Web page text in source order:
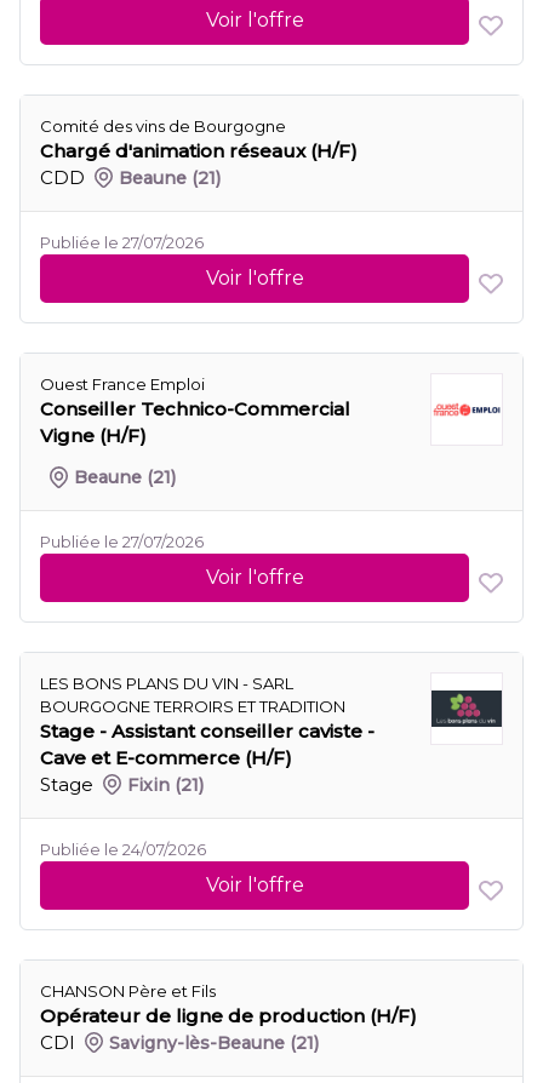
Voir l'offre
Comité des vins de Bourgogne
Chargé d'animation réseaux (H/F)
CDD
Beaune (21)
Publiée le 27/07/2026
Voir l'offre
Ouest France Emploi
Conseiller Technico-Commercial
Vigne (H/F)
Beaune (21)
Publiée le 27/07/2026
Voir l'offre
LES BONS PLANS DU VIN - SARL
BOURGOGNE TERROIRS ET TRADITION
Stage - Assistant conseiller caviste -
Cave et E-commerce (H/F)
Stage
Fixin (21)
Publiée le 24/07/2026
Voir l'offre
CHANSON Père et Fils
Opérateur de ligne de production (H/F)
CDI
Savigny-lès-Beaune (21)